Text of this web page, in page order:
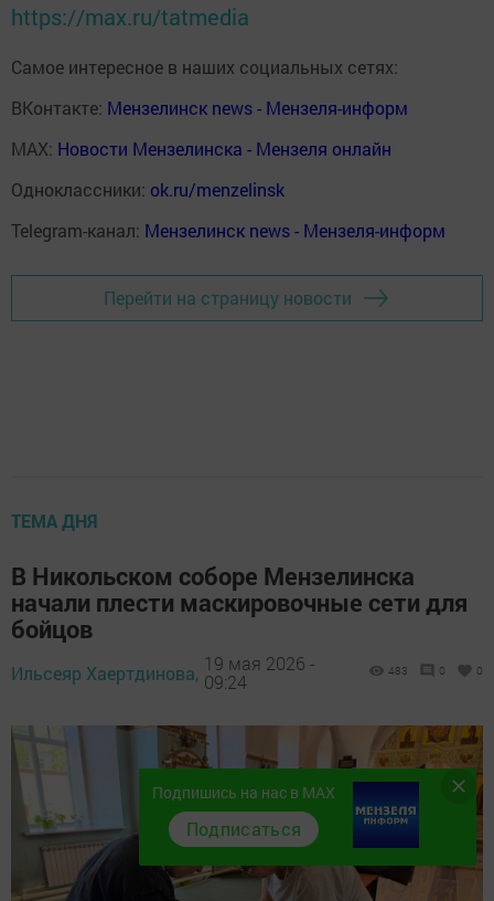
https://max.ru/tatmedia
Самое интересное в наших социальных сетях:
ВКонтакте: Мензелинск news - Мензеля-информ
MAX: Новости Мензелинска - Мензеля онлайн
Одноклассники: ok.ru/menzelinsk
Telegram-канал: Мензелинск news - Мензеля-информ
Перейти на страницу новости
ТЕМА ДНЯ
В Никольском соборе Мензелинска
начали плести маскировочные сети для
бойцов
Ильсеяр Хаертдинова, 19 мая 2026 -
09:24
483 0 0
Подпишись на нас в MAX
Подписаться